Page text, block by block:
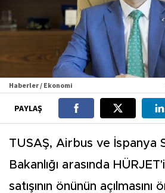
Haberler / Ekonomi
PAYLAŞ
TUSAŞ, Airbus ve İspanya
Bakanlığı arasında
satışının önünün